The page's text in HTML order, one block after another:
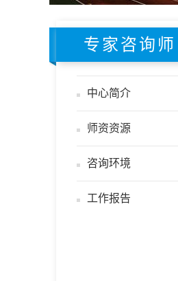
专家咨询师
中心简介
师资资源
咨询环境
工作报告